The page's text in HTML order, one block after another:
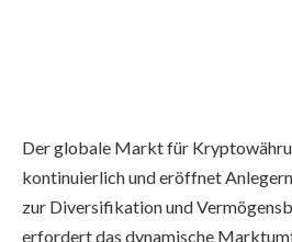
Der globale Markt für
kontinuierlich und eröffnet
zur Diversifikation und
erfordert das dynamische